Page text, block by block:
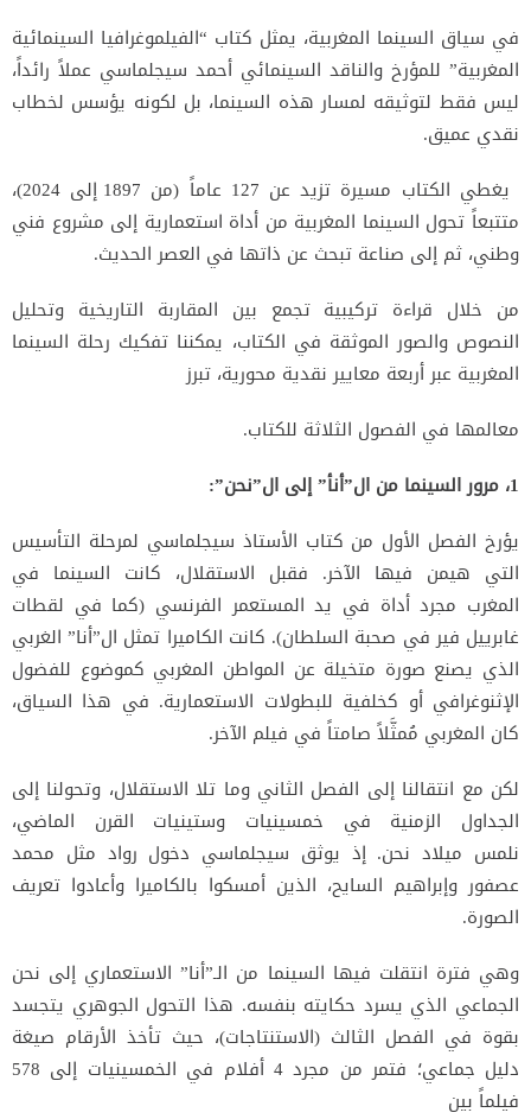
في سياق السينما المغربية، يمثل كتاب “الفيلموغرافيا السينمائية
المغربية” للمؤرخ والناقد السينمائي أحمد سيجلماسي عملاً رائداً،
ليس فقط لتوثيقه لمسار هذه السينما، بل لكونه يؤسس لخطاب
نقدي عميق.
يغطي الكتاب مسيرة تزيد عن 127 عاماً (من 1897 إلى 2024)،
متتبعاً تحول السينما المغربية من أداة استعمارية إلى مشروع فني
وطني، ثم إلى صناعة تبحث عن ذاتها في العصر الحديث.
من خلال قراءة تركيبية تجمع بين المقاربة التاريخية وتحليل
النصوص والصور الموثقة في الكتاب، يمكننا تفكيك رحلة السينما
المغربية عبر أربعة معايير نقدية محورية، تبرز
معالمها في الفصول الثلاثة للكتاب.
1، مرور السينما من ال”أنأ” إلى ال”نحن”:
يؤرخ الفصل الأول من كتاب الأستاذ سيجلماسي لمرحلة التأسيس
التي هيمن فيها الآخر. فقبل الاستقلال، كانت السينما في
المغرب مجرد أداة في يد المستعمر الفرنسي (كما في لقطات
غابرييل فير في صحبة السلطان). كانت الكاميرا تمثل ال”أنا” الغربي
الذي يصنع صورة متخيلة عن المواطن المغربي كموضوع للفضول
الإثنوغرافي أو كخلفية للبطولات الاستعمارية. في هذا السياق،
كان المغربي مُمثَّلاً صامتاً في فيلم الآخر.
لكن مع انتقالنا إلى الفصل الثاني وما تلا الاستقلال، وتحولنا إلى
الجداول الزمنية في خمسينيات وستينيات القرن الماضي،
نلمس ميلاد نحن. إذ يوثق سيجلماسي دخول رواد مثل محمد
عصفور وإبراهيم السايح، الذين أمسكوا بالكاميرا وأعادوا تعريف
الصورة.
وهي فترة انتقلت فيها السينما من الـ”أنا” الاستعماري إلى نحن
الجماعي الذي يسرد حكايته بنفسه. هذا التحول الجوهري يتجسد
بقوة في الفصل الثالث (الاستنتاجات)، حيث تأخذ الأرقام صيغة
دليل جماعي؛ فتمر من مجرد 4 أفلام في الخمسينيات إلى 578
فيلماً بين